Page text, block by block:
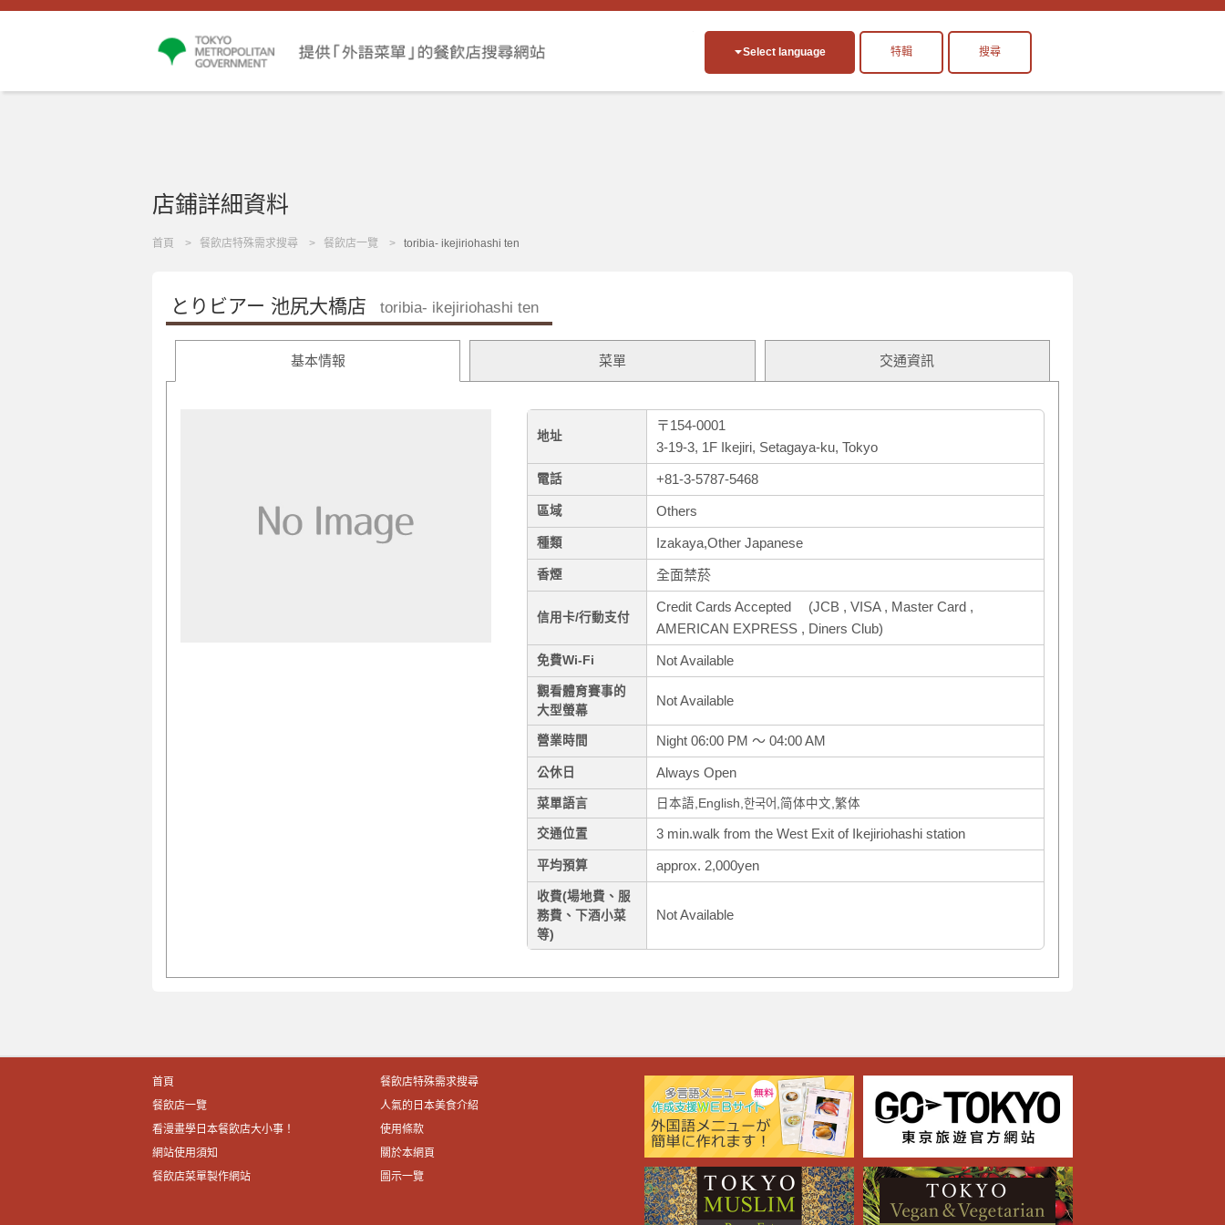
Select language 特輯 搜尋
店鋪詳細資料
首頁 餐飲店特殊需求搜尋 餐飲店一覽 toribia- ikejiriohashi ten
とりビアー 池尻大橋店 toribia- ikejiriohashi ten
基本情報 菜單 交通資訊
地址
〒154-0001
3-19-3, 1F Ikejiri, Setagaya-ku, Tokyo
電話 +81-3-5787-5468
區域 Others
種類 Izakaya,Other Japanese
香煙 全面禁菸
信用卡/行動支付
Credit Cards Accepted (JCB , VISA , Master Card ,
AMERICAN EXPRESS , Diners Club)
免費Wi-Fi Not Available
觀看體育賽事的
大型螢幕
Not Available
營業時間 Night 06:00 PM ～ 04:00 AM
公休日 Always Open
菜單語言 日本語,English,한국어,简体中文,繁体
交通位置 3 min.walk from the West Exit of Ikejiriohashi station
平均預算 approx. 2,000yen
收費(場地費、服
務費、下酒小菜
等)
Not Available
首頁
餐飲店特殊需求搜尋
餐飲店一覽
人氣的日本美食介紹
看漫畫學日本餐飲店大小事！
使用條款
網站使用須知
關於本網頁
餐飲店菜單製作網站
圖示一覽